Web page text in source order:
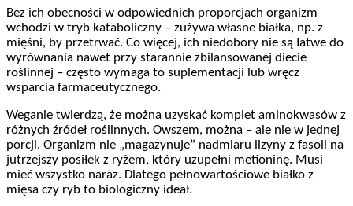
Bez ich obecności w odpowiednich proporcjach organizm
wchodzi w tryb kataboliczny – zużywa własne białka, np. z
mięśni, by przetrwać. Co więcej, ich niedobory nie są łatwe do
wyrównania nawet przy starannie zbilansowanej diecie
roślinnej – często wymaga to suplementacji lub wręcz
wsparcia farmaceutycznego.
Weganie twierdzą, że można uzyskać komplet aminokwasów z
różnych źródeł roślinnych. Owszem, można – ale nie w jednej
porcji. Organizm nie „magazynuje” nadmiaru lizyny z fasoli na
jutrzejszy posiłek z ryżem, który uzupełni metioninę. Musi
mieć wszystko naraz. Dlatego pełnowartościowe białko z
mięsa czy ryb to biologiczny ideał.